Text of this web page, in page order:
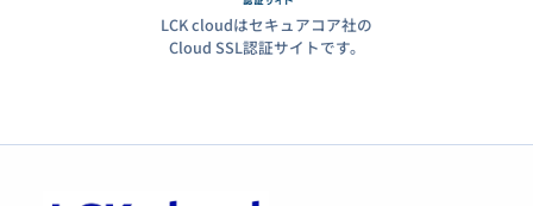
LCK cloudはセキュアコア社の
Cloud SSL認証サイトです。